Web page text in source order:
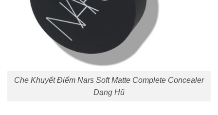
Che Khuyết Điểm Nars Soft Matte Complete Concealer
Dạng Hũ